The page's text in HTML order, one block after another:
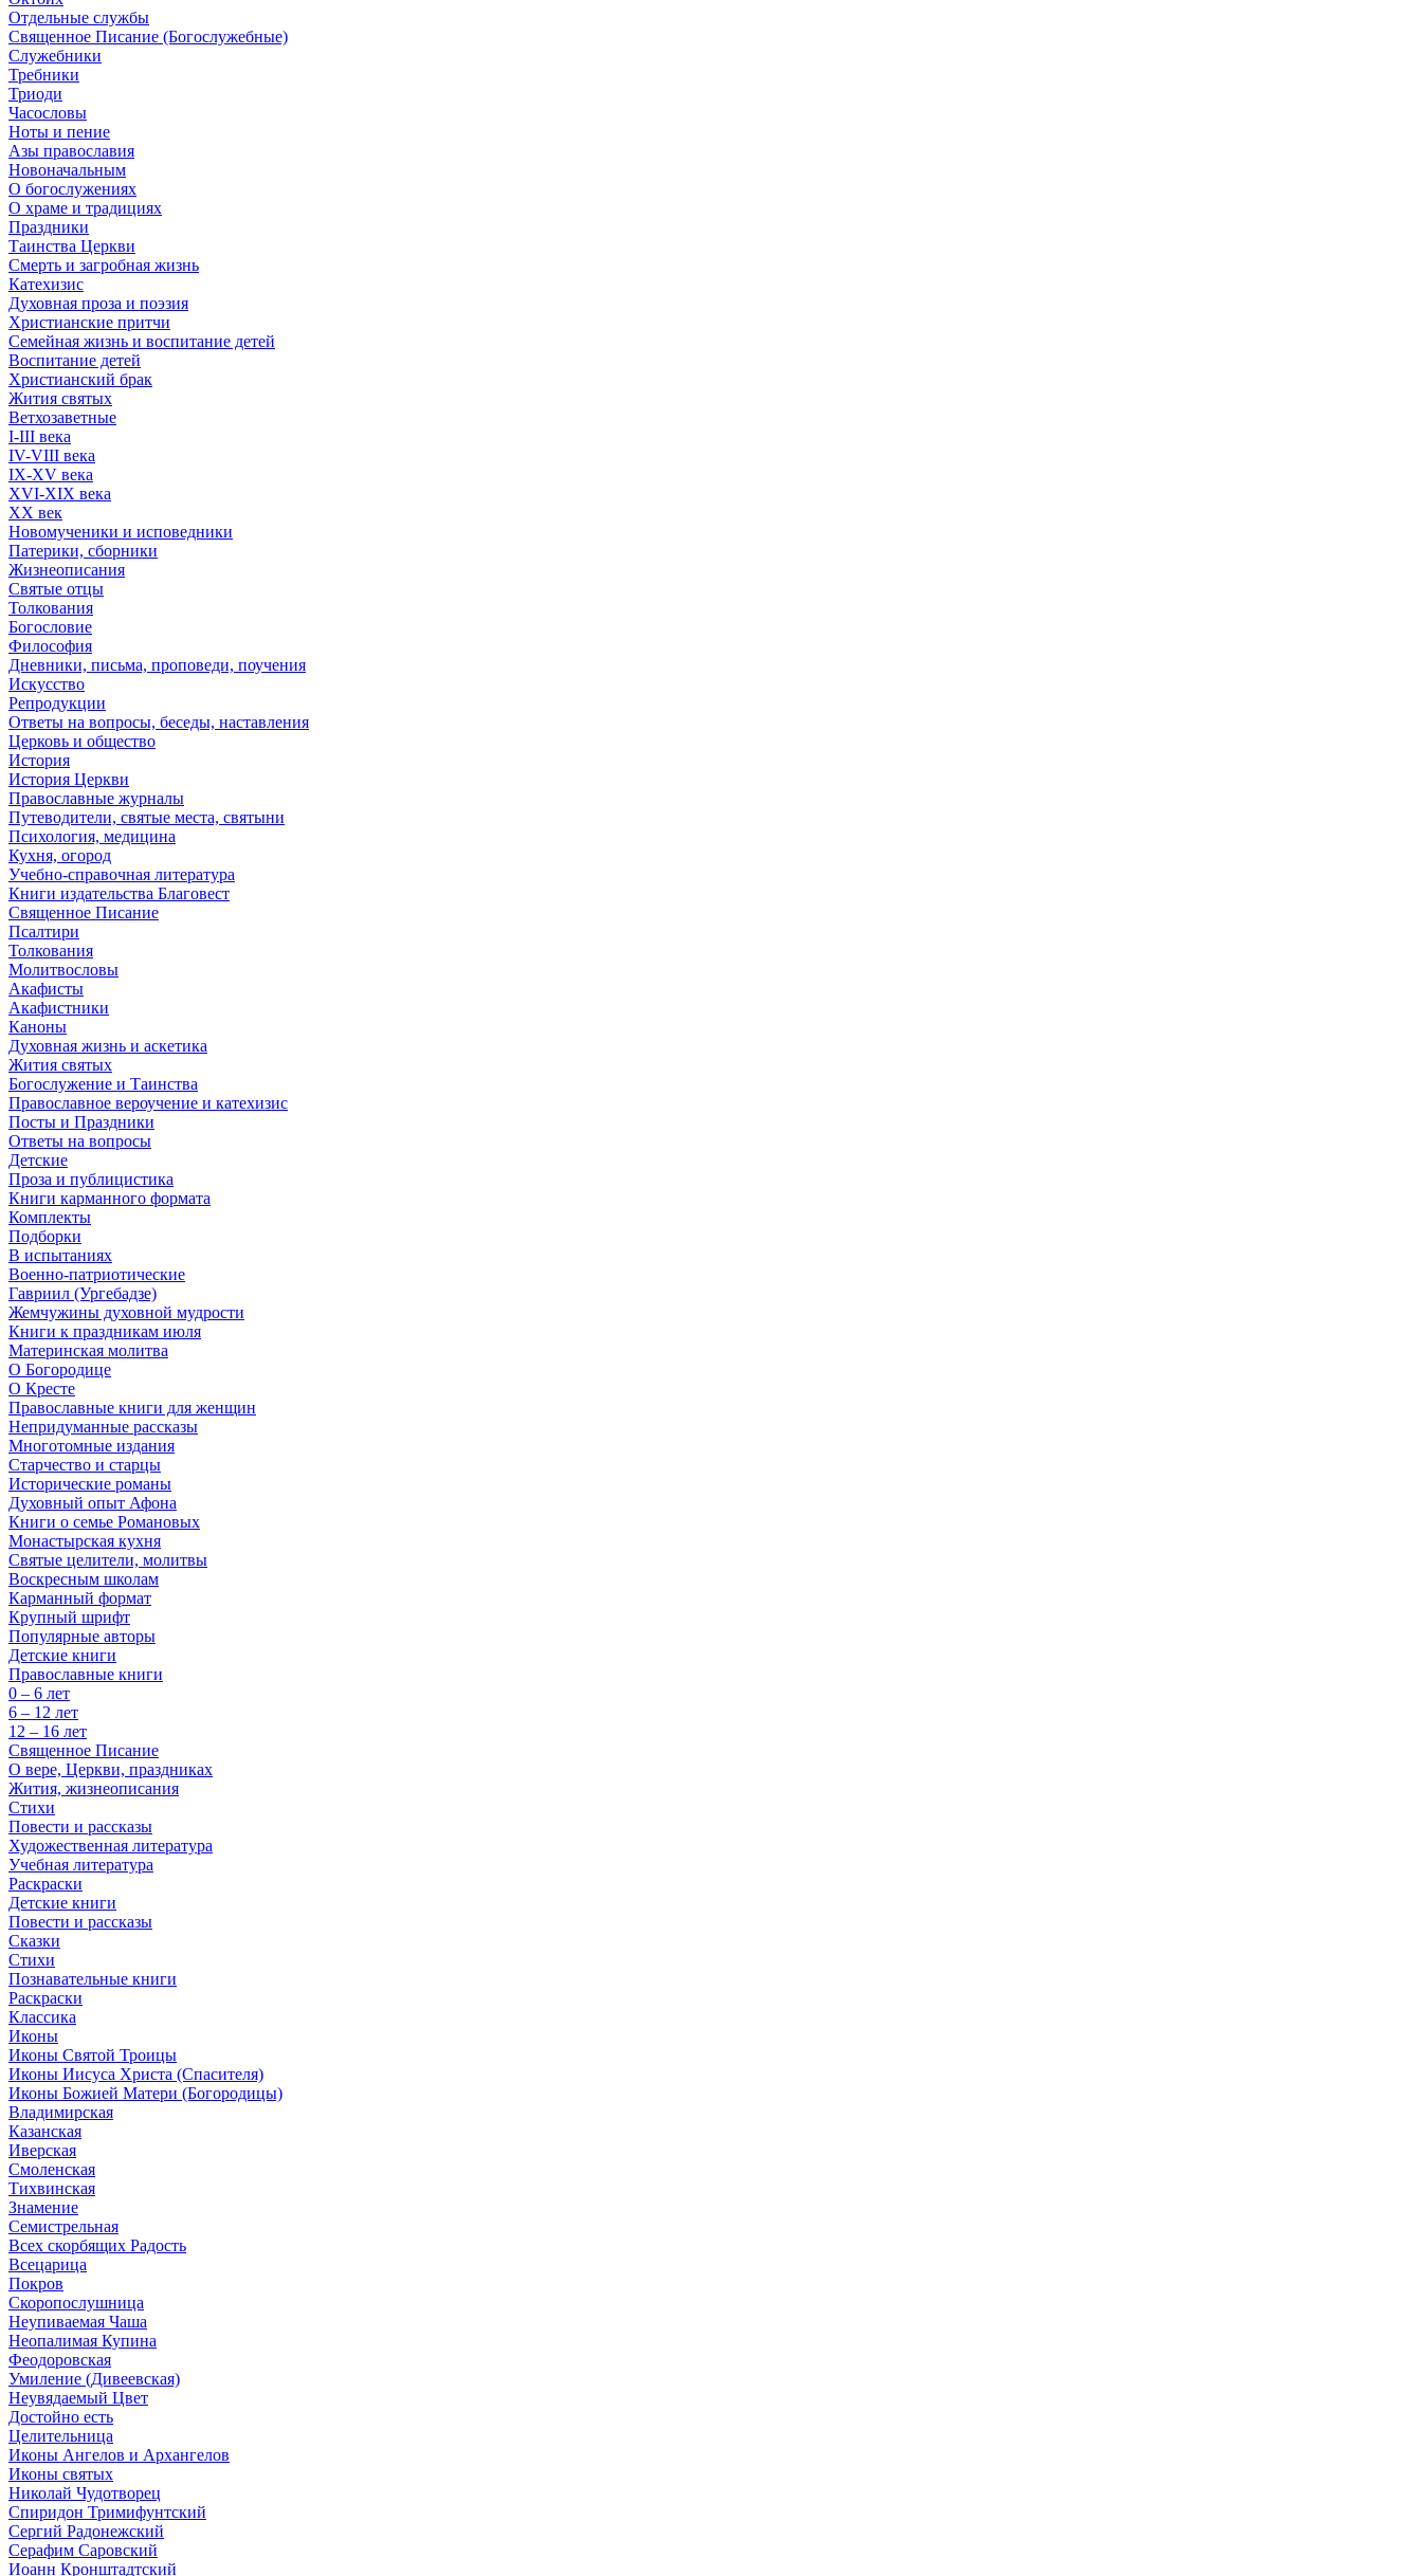
Отдельные службы
Священное Писание (Богослужебные)
Служебники
Требники
Триоди
Часословы
Ноты и пение
Азы православия
Новоначальным
О богослужениях
О храме и традициях
Праздники
Таинства Церкви
Смерть и загробная жизнь
Катехизис
Духовная проза и поэзия
Христианские притчи
Семейная жизнь и воспитание детей
Воспитание детей
Христианский брак
Жития святых
Ветхозаветные
I-III века
IV-VIII века
IX-XV века
XVI-XIX века
XX век
Новомученики и исповедники
Патерики, сборники
Жизнеописания
Святые отцы
Толкования
Богословие
Философия
Дневники, письма, проповеди, поучения
Искусство
Репродукции
Ответы на вопросы, беседы, наставления
Церковь и общество
История
История Церкви
Православные журналы
Путеводители, святые места, святыни
Психология, медицина
Кухня, огород
Учебно-справочная литература
Книги издательства Благовест
Священное Писание
Псалтири
Толкования
Молитвословы
Акафисты
Акафистники
Каноны
Духовная жизнь и аскетика
Жития святых
Богослужение и Таинства
Православное вероучение и катехизис
Посты и Праздники
Ответы на вопросы
Детские
Проза и публицистика
Книги карманного формата
Комплекты
Подборки
В испытаниях
Военно-патриотические
Гавриил (Ургебадзе)
Жемчужины духовной мудрости
Книги к праздникам июля
Материнская молитва
О Богородице
О Кресте
Православные книги для женщин
Непридуманные рассказы
Многотомные издания
Старчество и старцы
Исторические романы
Духовный опыт Афона
Книги о семье Романовых
Монастырская кухня
Святые целители, молитвы
Воскресным школам
Карманный формат
Крупный шрифт
Популярные авторы
Детские книги
Православные книги
0 – 6 лет
6 – 12 лет
12 – 16 лет
Священное Писание
О вере, Церкви, праздниках
Жития, жизнеописания
Стихи
Повести и рассказы
Художественная литература
Учебная литература
Раскраски
Детские книги
Повести и рассказы
Сказки
Стихи
Познавательные книги
Раскраски
Классика
Иконы
Иконы Святой Троицы
Иконы Иисуса Христа (Спасителя)
Иконы Божией Матери (Богородицы)
Владимирская
Казанская
Иверская
Смоленская
Тихвинская
Знамение
Семистрельная
Всех скорбящих Радость
Всецарица
Покров
Скоропослушница
Неупиваемая Чаша
Неопалимая Купина
Феодоровская
Умиление (Дивеевская)
Неувядаемый Цвет
Достойно есть
Целительница
Иконы Ангелов и Архангелов
Иконы святых
Николай Чудотворец
Спиридон Тримифунтский
Сергий Радонежский
Серафим Саровский
Иоанн Кронштадтский